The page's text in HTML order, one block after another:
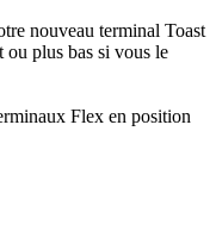
nouveau terminal Toast
ou plus bas si vous le